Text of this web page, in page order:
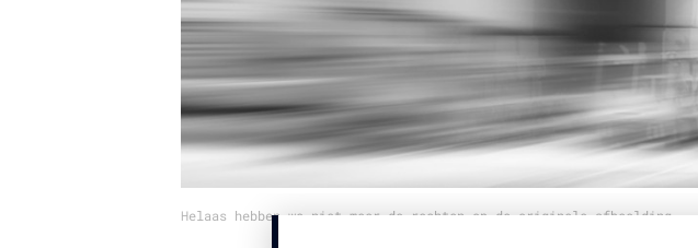
Helaas hebben we niet meer de rechten op de originele afbeelding